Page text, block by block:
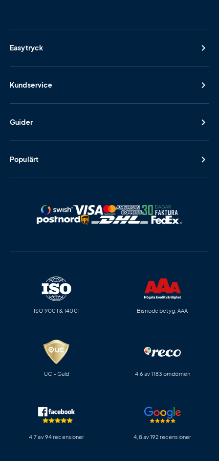
Easytryck
Kundservice
Guider
Populärt
ISO 9001 & 14001 Bisnode betyg: AAA
UC - Guld 4,6 av 1183 omdömen
4,7 av 94 recensioner 4,8 av 192 recensioner